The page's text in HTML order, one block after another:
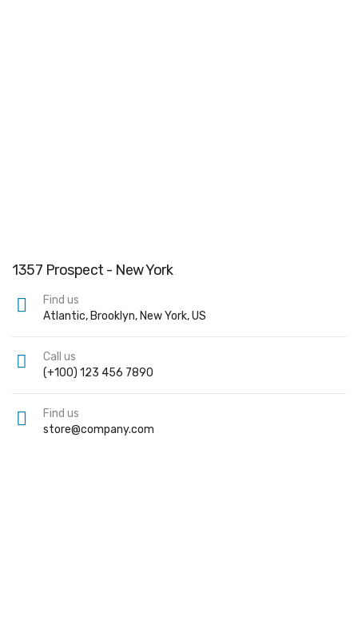
1357 Prospect - New York
Find us
Atlantic, Brooklyn, New York, US
Call us
(+100) 123 456 7890
Find us
store@company.com